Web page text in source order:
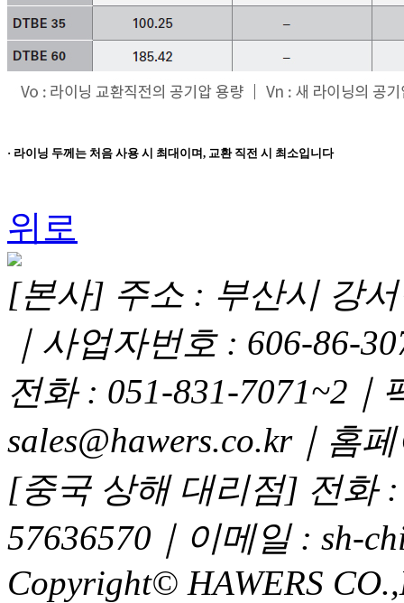
· 라이닝 두께는 처음 사용 시 최대이며, 교환 직전 시 최소입니다
위로
[본사] 주소 : 부산시 강
｜사업자번호 : 606-86-
전화 : 051-831-7071~2
sales@hawers.co.kr｜홈
[중국 상해 대리점] 전화 :
57636570｜이메일 : sh-
Copyright© HAWERS